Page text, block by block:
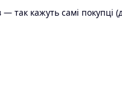
так кажуть самі покупці